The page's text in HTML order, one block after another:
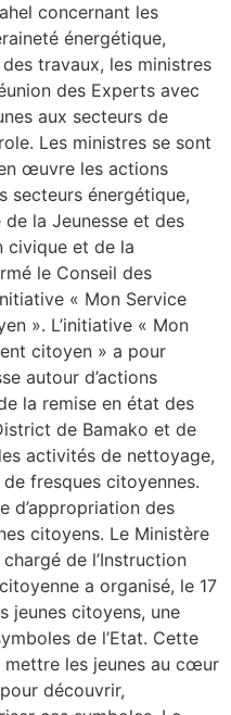
concernant les
énergétique,
travaux, les ministres
des Experts avec
aux secteurs de
Les ministres se sont
œuvre les actions
secteurs énergétique,
la Jeunesse et des
civique et de la
le Conseil des
« Mon Service
». L’initiative « Mon
citoyen » a pour
autour d’actions
la remise en état des
de Bamako et de
activités de nettoyage,
fresques citoyennes.
d’appropriation des
citoyens. Le Ministère
de l’Instruction
a organisé, le 17
jeunes citoyens, une
de l’Etat. Cette
les jeunes au cœur
découvrir,